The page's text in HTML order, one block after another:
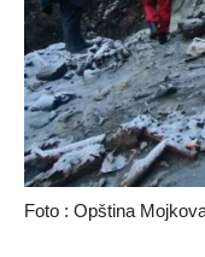
Foto : Opština